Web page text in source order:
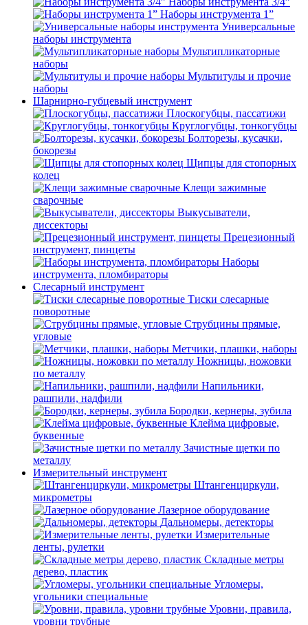
Наборы инструмента 1”
Универсальные
наборы инструмента
Мультипликаторные
наборы
Мультитулы и прочие
наборы
Шарнирно-губцевый инструмент
Плоскогубцы, пассатижи
Круглогубцы, тонкогубцы
Болторезы, кусачки,
бокорезы
Щипцы для стопорных
колец
Клещи зажимные
сварочные
Выкусыватели,
диссекторы
Прецезионный
инструмент, пинцеты
Наборы
инструмента, пломбираторы
Слесарный инструмент
Тиски слесарные
поворотные
Струбцины прямые,
угловые
Метчики, плашки, наборы
Ножницы, ножовки
по металлу
Напильники,
рашпили, надфили
Бородки, кернеры, зубила
Клейма цифровые,
буквенные
Зачистные щетки по
металлу
Измерительный инструмент
Штангенциркули,
микрометры
Лазерное оборудование
Дальномеры, детекторы
Измерительные
ленты, рулетки
Складные метры
дерево, пластик
Угломеры,
угольники специальные
Уровни, правила,
уровни трубные